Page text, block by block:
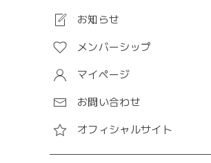
お知らせ
メンバーシップ
マイページ
お問い合わせ
オフィシャルサイト